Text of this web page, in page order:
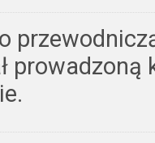
prowadzoną